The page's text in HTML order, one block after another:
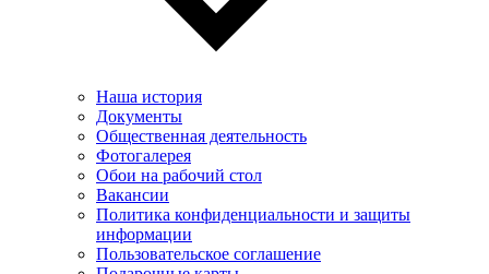
Наша история
Документы
Общественная деятельность
Фотогалерея
Обои на рабочий стол
Вакансии
Политика конфиденциальности и защиты
информации
Пользовательскоe соглашение